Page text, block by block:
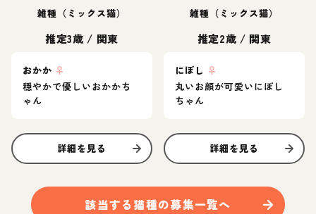
雑種（ミックス猫）
推定3歳 / 関東
おかか ♀
穏やかで優しいおかかち
ゃん
詳細を見る
雑種（ミックス猫）
推定2歳 / 関東
にぼし ♀
丸いお顔が可愛いにぼし
ちゃん
詳細を見る
該当する 猫種の募集一覧へ